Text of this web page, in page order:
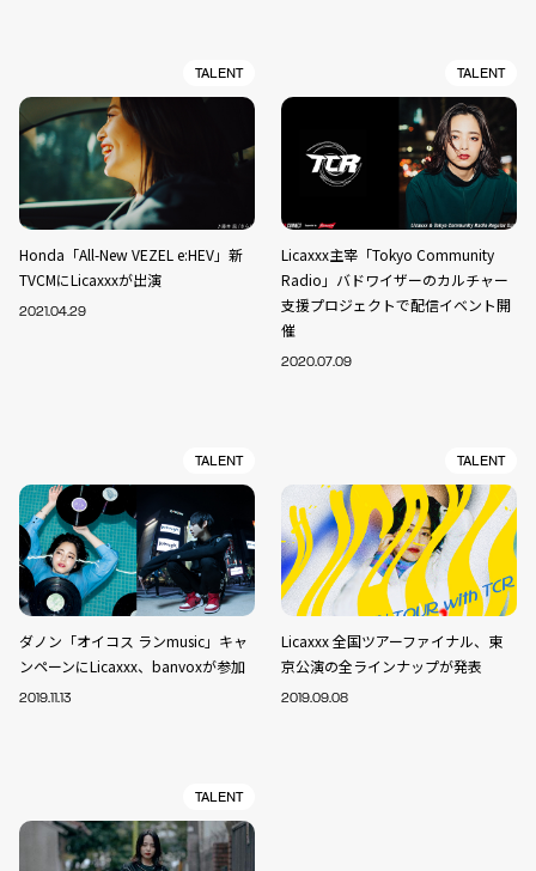
TALENT
Honda「All-New VEZEL e:HEV」新
TVCMにLicaxxxが出演
2021.04.29
TALENT
Licaxxx主宰「Tokyo Community
Radio」バドワイザーのカルチャー
支援プロジェクトで配信イベント開
催
2020.07.09
TALENT
ダノン「オイコス ランmusic」キャ
ンペーンにLicaxxx、banvoxが参加
2019.11.13
TALENT
Licaxxx 全国ツアーファイナル、東
京公演の全ラインナップが発表
2019.09.08
TALENT